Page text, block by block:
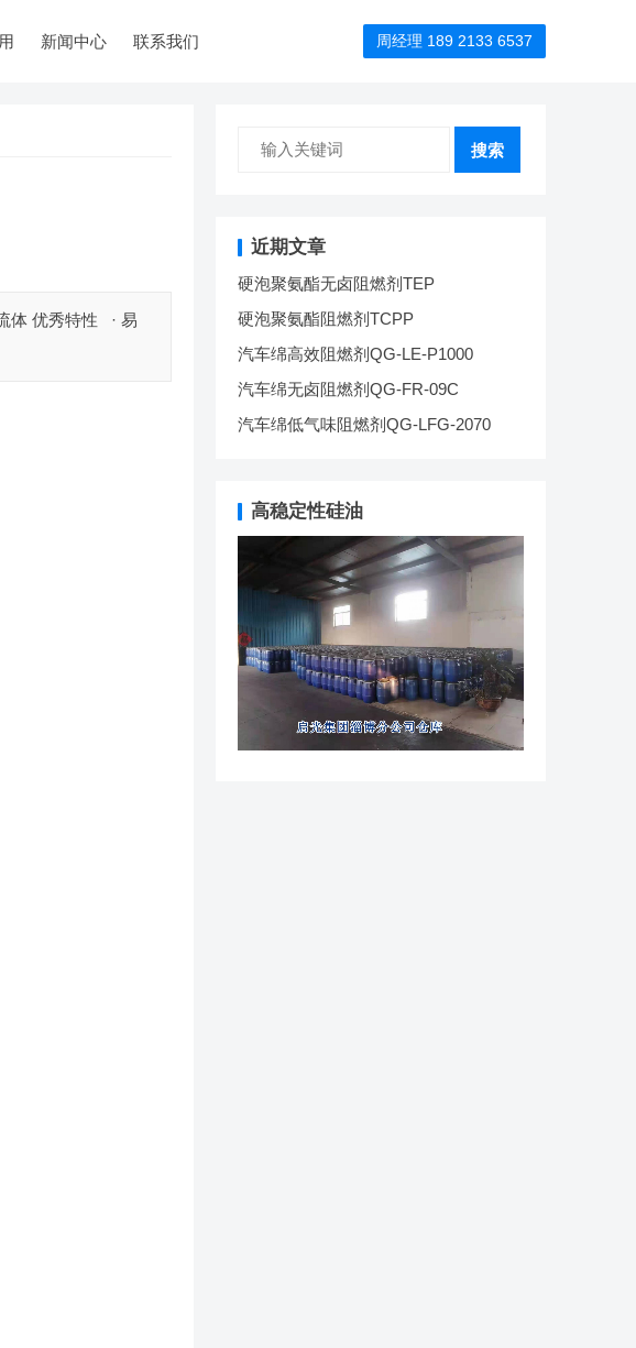
新闻中心 联系我们 周经理 189 2133 6537
体 优秀特性 · 易
搜索
近期文章
硬泡聚氨酯无卤阻燃剂TEP
硬泡聚氨酯阻燃剂TCPP
汽车绵高效阻燃剂QG-LE-P1000
汽车绵无卤阻燃剂QG-FR-09C
汽车绵低气味阻燃剂QG-LFG-2070
高稳定性硅油